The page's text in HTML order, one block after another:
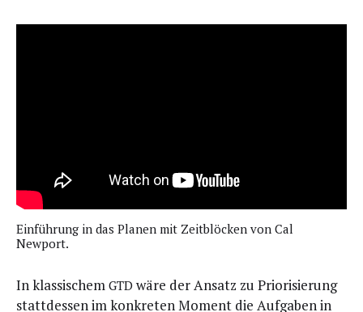
Ein­füh­rung in das Pla­nen mit Zeit­blö­cken von Cal
Newport.
In klas­si­schem GTD wäre der Ansatz zu Prio­ri­sie­rung
statt­des­sen im kon­kre­ten Moment die Auf­ga­ben in